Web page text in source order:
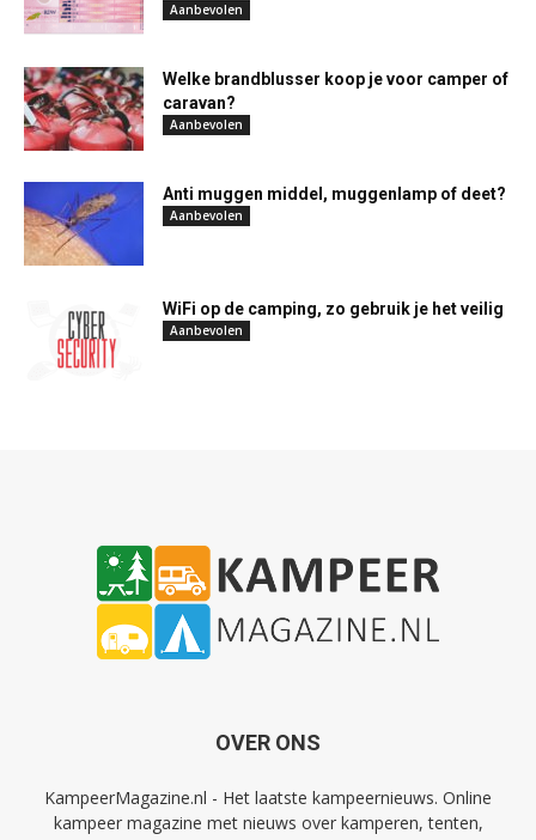
Aanbevolen
Welke brandblusser koop je voor camper of
caravan?
Aanbevolen
Anti muggen middel, muggenlamp of deet?
Aanbevolen
WiFi op de camping, zo gebruik je het veilig
Aanbevolen
OVER ONS
KampeerMagazine.nl - Het laatste kampeernieuws. Online
kampeer magazine met nieuws over kamperen, tenten,